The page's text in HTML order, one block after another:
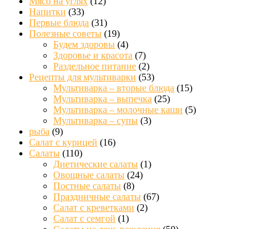
Напитки (33)
Первые блюда (31)
Полезные советы (19)
Будем здоровы (4)
Здоровье и красота (7)
Раздельное питание (2)
Рецепты для мультиварки (53)
Мультиварка – вторые блюда (15)
Мультиварка – выпечка (25)
Мультиварка – молочные каши (5)
Мультиварка – супы (3)
рыба (9)
Салат с курицей (16)
Салаты (110)
Диетические салаты (1)
Овощные салаты (24)
Постные салаты (8)
Праздничные салаты (67)
Салат с креветками (2)
Салат с семгой (1)